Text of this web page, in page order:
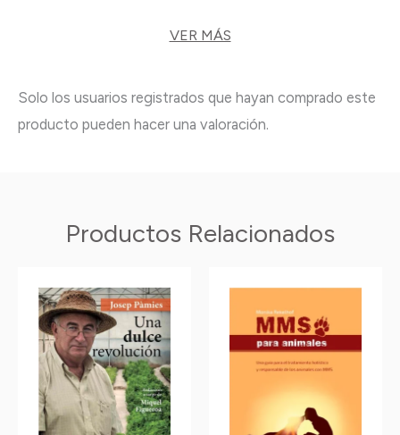
VER MÁS
Solo los usuarios registrados que hayan comprado este
producto pueden hacer una valoración.
Productos Relacionados
producto
tiene
múltiples
variantes.
producto
tiene
múltiples